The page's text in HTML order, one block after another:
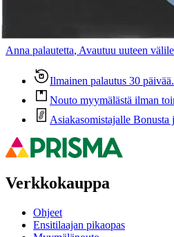
Ovatko tuotetiedot riittävät? Jos
voisi muuten parantaa, anna palautetta.
Anna palautetta, Avautuu uuteen
Ilmainen palautus 30
Nouto myymälästä ilman
Asiakasomistajalle Bonusta
Verkkokauppa
Ohjeet
Ensitilaajan pikaopas